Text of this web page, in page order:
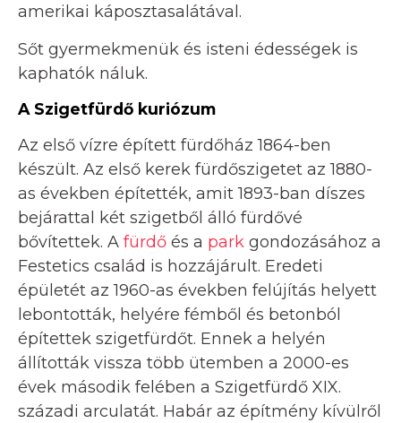
amerikai káposztasalátával.
Sőt gyermekmenük és isteni édességek is
kaphatók náluk.
A Szigetfürdő kuriózum
Az első vízre épített fürdőház 1864-ben
készült. Az első kerek fürdőszigetet az 1880-
as években építették, amit 1893-ban díszes
bejárattal két szigetből álló fürdővé
bővítettek. A fürdő és a park gondozásához a
Festetics család is hozzájárult. Eredeti
épületét az 1960-as években felújítás helyett
lebontották, helyére fémből és betonból
építettek szigetfürdőt. Ennek a helyén
állították vissza több ütemben a 2000-es
évek második felében a Szigetfürdő XIX.
századi arculatát. Habár az építmény kívülről